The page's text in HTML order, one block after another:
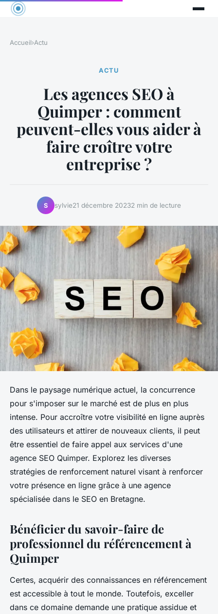
Accueil›Actu
ACTU
Les agences SEO à
Quimper : comment
peuvent-elles vous aider à
faire croître votre
entreprise ?
S sylvie21 décembre 20232 min de lecture
Dans le paysage numérique actuel, la concurrence
pour s'imposer sur le marché est de plus en plus
intense. Pour accroître votre visibilité en ligne auprès
des utilisateurs et attirer de nouveaux clients, il peut
être essentiel de faire appel aux services d'une
agence SEO Quimper. Explorez les diverses
stratégies de renforcement naturel visant à renforcer
votre présence en ligne grâce à une agence
spécialisée dans le SEO en Bretagne.
Bénéficier du savoir-faire de
professionnel du référencement à
Quimper
Certes, acquérir des connaissances en référencement
est accessible à tout le monde. Toutefois, exceller
dans ce domaine demande une pratique assidue et